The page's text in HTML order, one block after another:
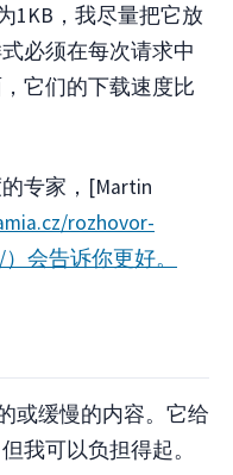
1KB，我尽量把它放
必须在每次请求中
它们的下载速度比
专家，[Martin
rozhovor-
会告诉你更好。
或缓慢的内容。它给
我可以负担得起。